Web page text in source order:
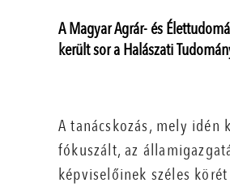
A Magyar Agrár- és
került sor a Halászati
A tanácskozás, mely idén
fókuszált, az
képviselőinek széles